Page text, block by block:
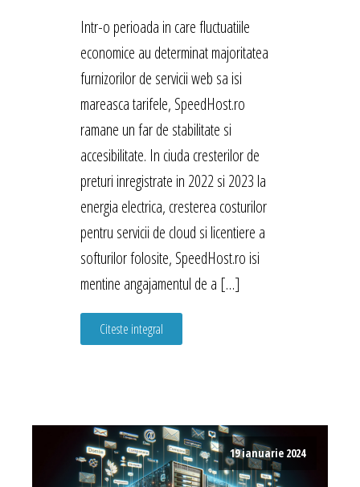
Intr-o perioada in care fluctuatiile
economice au determinat majoritatea
furnizorilor de servicii web sa isi
mareasca tarifele, SpeedHost.ro
ramane un far de stabilitate si
accesibilitate. In ciuda cresterilor de
preturi inregistrate in 2022 si 2023 la
energia electrica, cresterea costurilor
pentru servicii de cloud si licentiere a
softurilor folosite, SpeedHost.ro isi
mentine angajamentul de a […]
Citeste integral
19 ianuarie 2024